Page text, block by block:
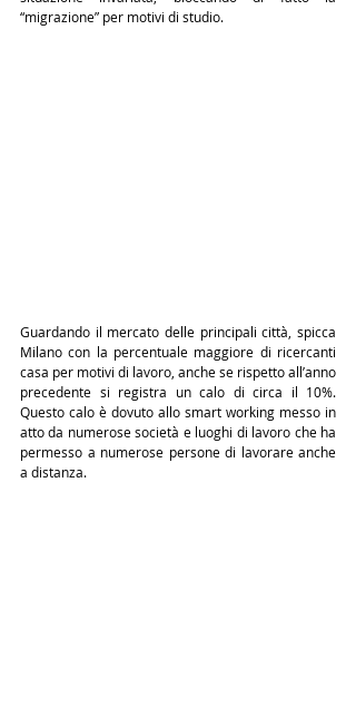
“migrazione” per motivi di studio.
Guardando il mercato delle principali città, spicca
Milano con la percentuale maggiore di ricercanti
casa per motivi di lavoro, anche se rispetto all’anno
precedente si registra un calo di circa il 10%.
Questo calo è dovuto allo smart working messo in
atto da numerose società e luoghi di lavoro che ha
permesso a numerose persone di lavorare anche
a distanza.